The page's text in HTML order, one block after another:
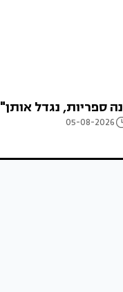
ספריות, נגדל אותן"
05-08-2026